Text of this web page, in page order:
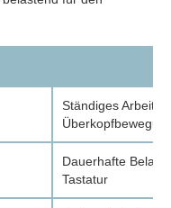
Ständiges
Dauerhafte
Tastatur